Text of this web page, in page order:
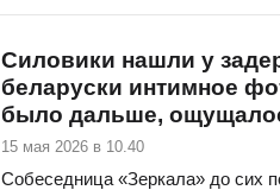
Силовики нашли у
беларуски интимное
было дальше,
15 мая 2026 в 10.40
Собеседница «Зеркала» до сих